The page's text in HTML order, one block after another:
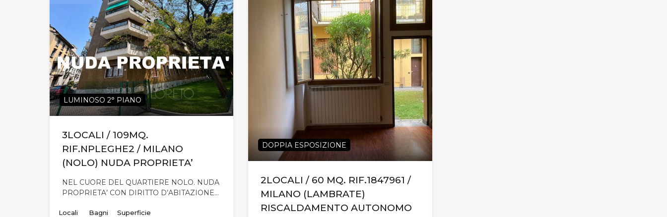
LUMINOSO 2° PIANO
3LOCALI / 109MQ.
RIF.NPLEGHE2 / MILANO
(NOLO) NUDA PROPRIETA’
NEL CUORE DEL QUARTIERE NOLO. NUDA
PROPRIETA’ CON DIRITTO D’ABITAZIONE…
Locali
Bagni
Superficie
DOPPIA ESPOSIZIONE
2LOCALI / 60 MQ. RIF.1847961 /
MILANO (LAMBRATE)
RISCALDAMENTO AUTONOMO